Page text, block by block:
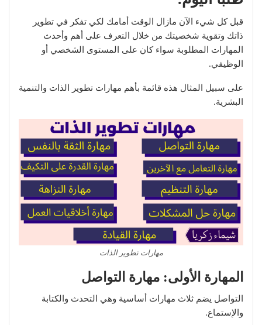
قبل كل شيء الآن مازال الوقت أمامك لكي تفكر في تطوير
ذاتك وتقوية شخصيتك من خلال التعرف على أهم وأحدث
المهارات المطلوبة سواء كان على المستوى الشخصي أو
الوظيفي.
على سبيل المثال هذه قائمة بأهم مهارات تطوير الذات والتنمية
البشرية.
مهارات تطوير الذات
المهارة الأولى: مهارة التواصل
التواصل يضم ثلاث مهارات أساسية وهي التحدث والكتابة
والإستماع.